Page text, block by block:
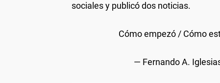
sociales y publicó dos noticias.
Cómo empezó / Cómo
— Fernando A.